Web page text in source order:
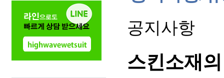
공지사항
스킨소재